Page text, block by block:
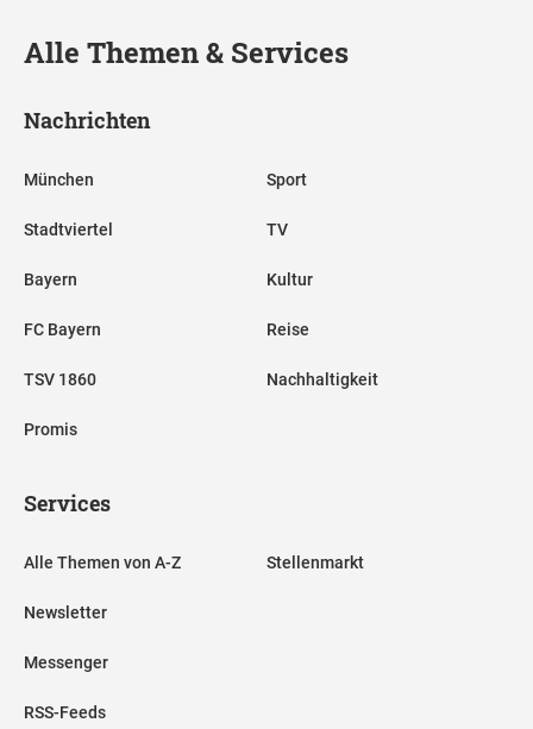
Alle Themen & Services
Nachrichten
München
Stadtviertel
Bayern
FC Bayern
TSV 1860
Promis
Sport
TV
Kultur
Reise
Nachhaltigkeit
Services
Alle Themen von A-Z
Newsletter
Messenger
RSS-Feeds
Stellenmarkt